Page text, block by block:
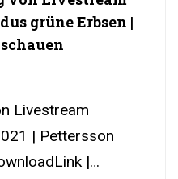
grüne Erbsen |
Livestream
| Pettersson
|